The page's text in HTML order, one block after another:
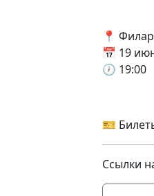
📍
📅 19
🕖 19:00
🎫
Ссылки